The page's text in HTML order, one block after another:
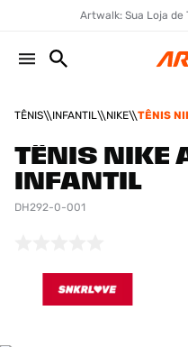
Artwalk: Sua Loja de
TÊNIS INFANTIL NIKE TÊNIS
TÊNIS NIKE
INFANTIL
DH292-0-001